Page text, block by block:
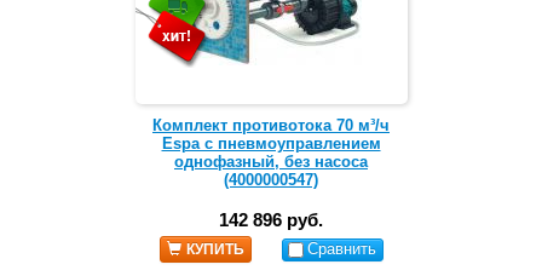
Комплект противотока 70 м³/ч
Espa с пневмоуправлением
однофазный, без насоса
(4000000547)
142 896 руб.
КУПИТЬ Сравнить